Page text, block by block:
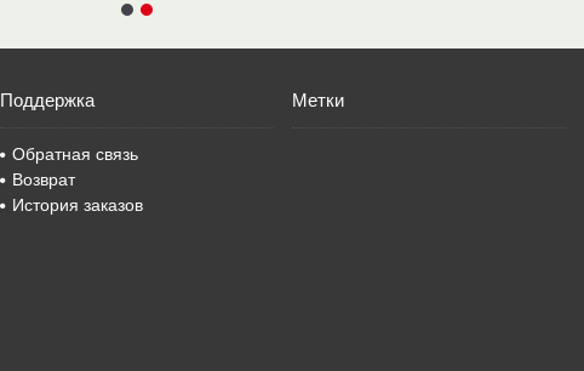
Поддержка
Обратная связь
Возврат
История заказов
Метки